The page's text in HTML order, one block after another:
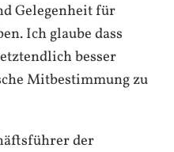
Gelegenheit für
Ich glaube dass
besser
Mitbestimmung zu
der